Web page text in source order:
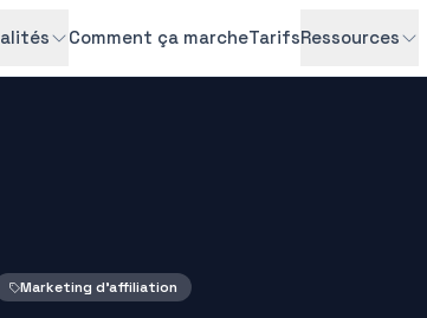
Comment ça marcheTarifsRessources
Marketing d'affiliation